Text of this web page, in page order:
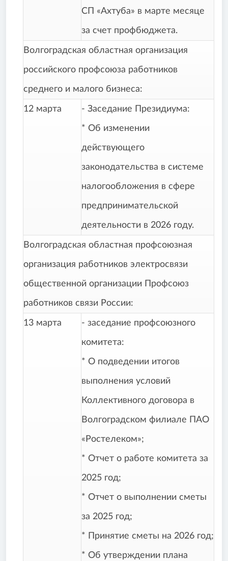
СП «Ахтуба» в марте месяце
за счет профбюджета.
Волгоградская областная организация
российского профсоюза работников
среднего и малого бизнеса:
12 марта - Заседание Президиума:
* Об изменении
действующего
законодательства в системе
налогообложения в сфере
предпринимательской
деятельности в 2026 году.
Волгоградская областная профсоюзная
организация работников электросвязи
общественной организации Профсоюз
работников связи России:
13 марта - заседание профсоюзного
комитета:
* О подведении итогов
выполнения условий
Коллективного договора в
Волгоградском филиале ПАО
«Ростелеком»;
* Отчет о работе комитета за
2025 год;
* Отчет о выполнении сметы
за 2025 год;
* Принятие сметы на 2026 год;
* Об утверждении плана